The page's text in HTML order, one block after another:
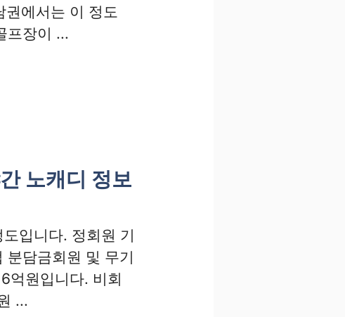
권에서는 이 정도
프장이 ...
노캐디 정보
입니다. 정회원 기
분담금회원 및 무기
억원입니다. 비회
...